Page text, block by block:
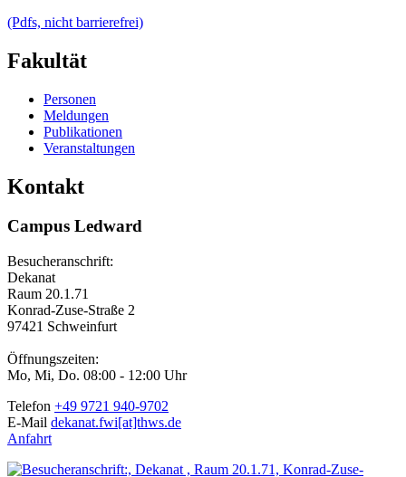
(Pdfs, nicht barrierefrei)
Fakultät
Personen
Meldungen
Publikationen
Veranstaltungen
Kontakt
Campus Ledward
Besucheranschrift:
Dekanat
Raum 20.1.71
Konrad-Zuse-Straße 2
97421 Schweinfurt
Öffnungszeiten:
Mo, Mi, Do. 08:00 - 12:00 Uhr
Telefon +49 9721 940-9702
E-Mail dekanat.fwi[at]thws.de
Anfahrt